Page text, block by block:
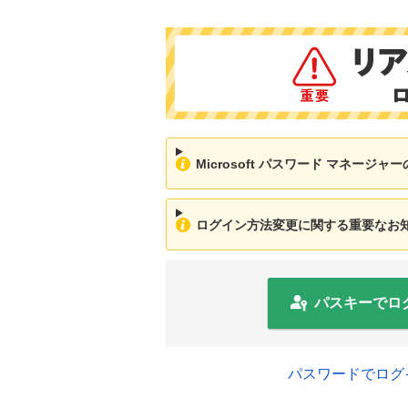
Microsoft パスワード マネージャー
ログイン方法変更に関する重要なお
パスキーでロ
パスワードでログ